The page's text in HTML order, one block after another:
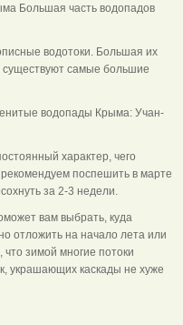
Большая часть водопадов
водотоки. Большая их
существуют самые большие
водопады Крыма: Учан-
характер, чего
рекомендуем поспешить в марте
за 2-3 недели.
вам выбрать, куда
отложить на начало лета или
зимой многие потоки
украшающих каскады не хуже